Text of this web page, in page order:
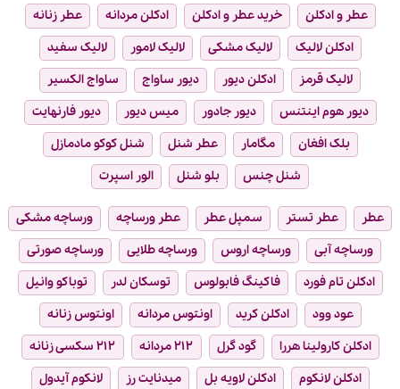
عطر و ادکلن خرید عطر و ادکلن ادکلن مردانه
عطر زنانه
ادکلن لالیک
لالیک مشکی لالیک لامور
لالیک سفید
لالیک قرمز
ادکلن دیور دیور ساواج
ساواج الکسیر
دیور هوم اینتنس
دیور جادور میس دیور
دیور فارنهایت
بلک افغان
مگامار عطر شنل
شنل کوکو مادمازل
شنل چنس
بلو شنل الور اسپرت
عطر عطر تستر سمپل عطر عطر ورساچه
ورساچه مشکی
ورساچه آبی
ورساچه اروس ورساچه طلایی
ورساچه صورتی
ادکلن تام فورد
فاکینگ فابولوس توسکان لدر
توباکو وانیل
عود وود
ادکلن کرید اونتوس مردانه
اونتوس زنانه
ادکلن کارولینا هررا
گود گرل ۲۱۲ مردانه
۲۱۲ سکسی زنانه
ادکلن لانکوم
ادکلن لاویه بل میدنایت رز
لانکوم آیدول